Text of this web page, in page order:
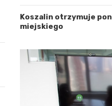
Koszalin otrzymuje
miejskiego